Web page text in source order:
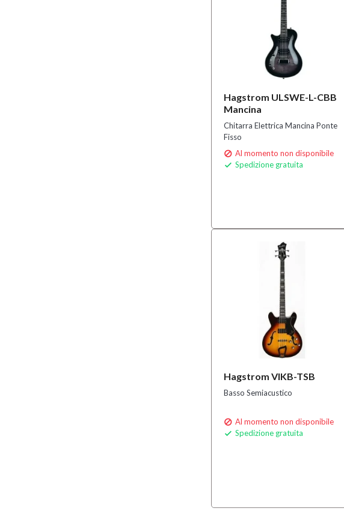
Hagstrom ULSWE-L-CBB
Mancina
Chitarra Elettrica Mancina Ponte
Fisso
 Al momento non disponibile
 Spedizione gratuita
Hagstrom VIKB-TSB
Basso Semiacustico
 Al momento non disponibile
 Spedizione gratuita